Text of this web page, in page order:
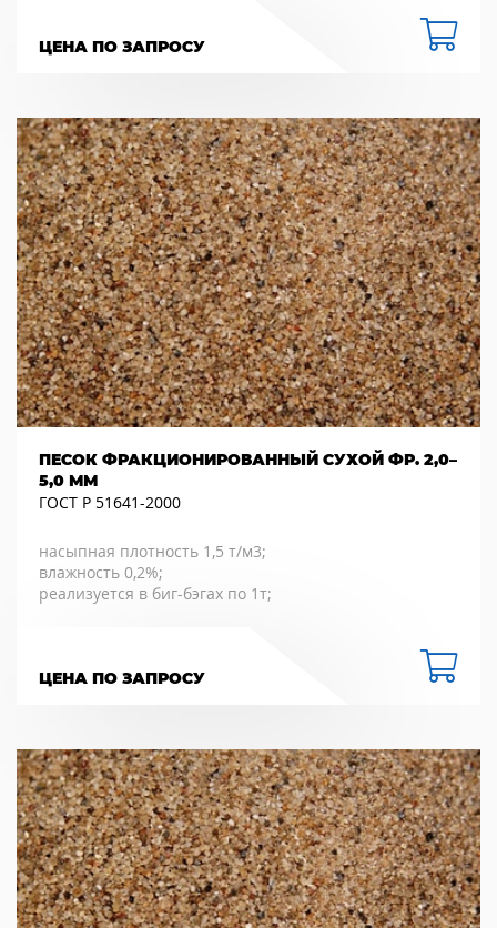
ЦЕНА ПО ЗАПРОСУ
ПЕСОК ФРАКЦИОНИРОВАННЫЙ СУХОЙ ФР. 2,0–
5,0 ММ
ГОСТ Р 51641-2000
насыпная плотность 1,5 т/м3;
влажность 0,2%;
реализуется в биг-бэгах по 1т;
ЦЕНА ПО ЗАПРОСУ